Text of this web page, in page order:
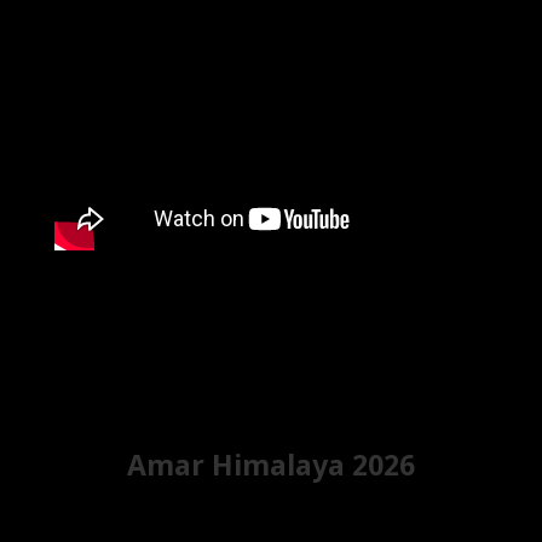
Amar Himalaya 2026